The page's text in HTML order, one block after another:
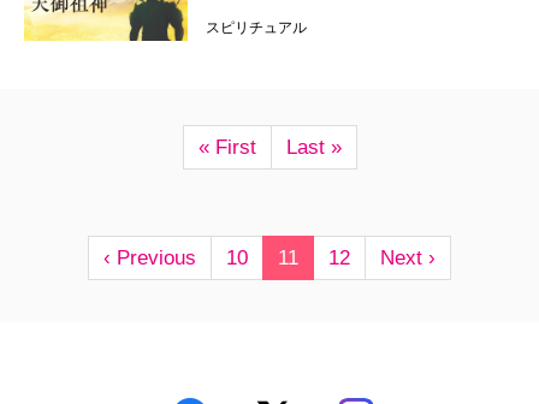
スピリチュアル
« First Last »
‹ Previous 10 11 12 Next ›